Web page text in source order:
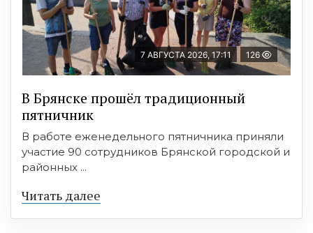
7 АВГУСТА 2026, 17:11 126
В Брянске прошёл традиционный
пятничник
В работе еженедельного пятничника приняли
участие 90 сотрудников Брянской городской и
районных ...
Читать далее